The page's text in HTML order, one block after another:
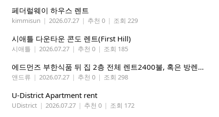
페더럴웨이 하우스 렌트
kimmisun | 2026.07.27 | 추천 0 | 조회 229
시애틀 다운타운 콘도 렌트(First Hill)
시애틀 | 2026.07.27 | 추천 0 | 조회 185
에드먼즈 부한식품 뒤 집 2층 전체 렌트2400불, 혹은 방렌트 800불*2개, 마스터베드 950불. 방 3개 중에 골라 쓰세요!
앤드류 | 2026.07.27 | 추천 0 | 조회 298
U-District Apartment rent
UDistrict | 2026.07.27 | 추천 0 | 조회 172